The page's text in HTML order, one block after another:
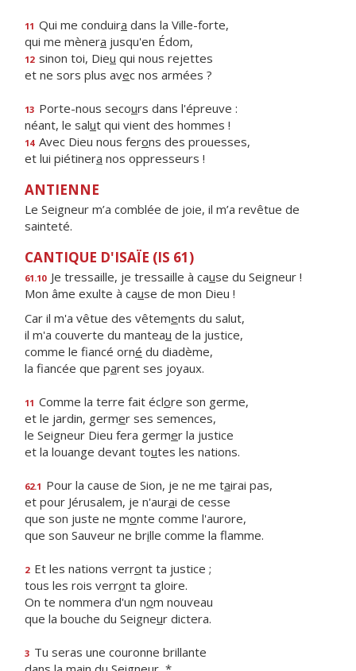
11 Qui me conduira dans la Ville-forte,
qui me mènera jusqu'en Édom,
12 sinon toi, Dieu qui nous rejettes
et ne sors plus avec nos armées ?
13 Porte-nous secours dans l'épreuve :
néant, le salut qui vient des hommes !
14 Avec Dieu nous ferons des prouesses,
et lui piétinera nos oppresseurs !
ANTIENNE
Le Seigneur m’a comblée de joie, il m’a revêtue de
sainteté.
CANTIQUE D'ISAÏE (IS 61)
61.10 Je tressaille, je tressaille à cause du Seigneur !
Mon âme exulte à cause de mon Dieu !
Car il m'a vêtue des vêtements du salut,
il m'a couverte du manteau de la justice,
comme le fiancé orné du diadème,
la fiancée que parent ses joyaux.
11 Comme la terre fait éclore son germe,
et le jardin, germer ses semences,
le Seigneur Dieu fera germer la justice
et la louange devant toutes les nations.
62.1 Pour la cause de Sion, je ne me tairai pas,
et pour Jérusalem, je n'aurai de cesse
que son juste ne monte comme l'aurore,
que son Sauveur ne brille comme la flamme.
2 Et les nations verront ta justice ;
tous les rois verront ta gloire.
On te nommera d'un nom nouveau
que la bouche du Seigneur dictera.
3 Tu seras une couronne brillante